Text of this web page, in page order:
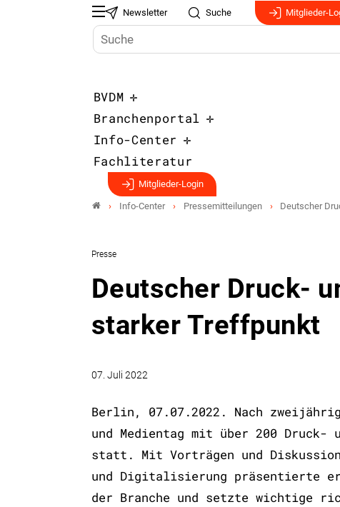
Newsletter Suche Mitglieder-
BVDM
Branchenportal
Info-Center
Fachliteratur
Mitglieder-Login
Info-Center Pressemitteilungen Deutscher
Presse
Deutscher Druck-
starker Treffpunkt
07. Juli 2022
Berlin, 07.07.2022. Nach
und Medientag mit über 200 Druck-
statt. Mit Vorträgen und
und Digitalisierung präsentierte er
der Branche und setzte wichtige